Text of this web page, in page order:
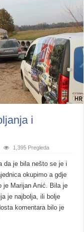
i
1,395 Pregleda
da je bila nešto se je i
okupimo a gdje
je Marijan Anić. Bila je
je najbolja, ili bolje
komentara bilo je